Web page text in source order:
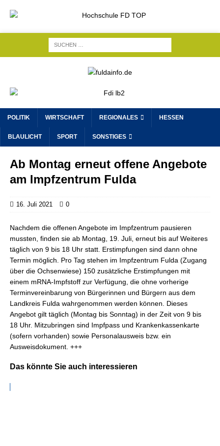
POLITIK WIRTSCHAFT REGIONALES HESSEN
BLAULICHT SPORT SONSTIGES
Ab Montag erneut offene Angebote
am Impfzentrum Fulda
16. Juli 2021 0
Nachdem die offenen Angebote im Impfzentrum pausieren
mussten, finden sie ab Montag, 19. Juli, erneut bis auf Weiteres
täglich von 9 bis 18 Uhr statt. Erstimpfungen sind dann ohne
Termin möglich. Pro Tag stehen im Impfzentrum Fulda (Zugang
über die Ochsenwiese) 150 zusätzliche Erstimpfungen mit
einem mRNA-Impfstoff zur Verfügung, die ohne vorherige
Terminvereinbarung von Bürgerinnen und Bürgern aus dem
Landkreis Fulda wahrgenommen werden können. Dieses
Angebot gilt täglich (Montag bis Sonntag) in der Zeit von 9 bis
18 Uhr. Mitzubringen sind Impfpass und Krankenkassenkarte
(sofern vorhanden) sowie Personalausweis bzw. ein
Ausweisdokument. +++
Das könnte Sie auch interessieren